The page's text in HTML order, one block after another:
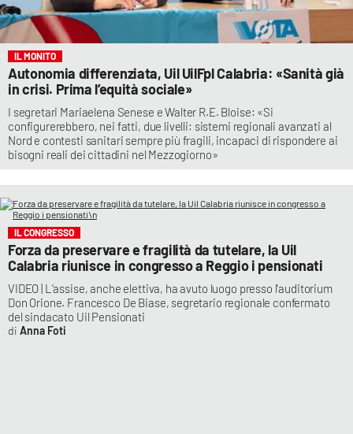
IL MONITO
Autonomia differenziata, Uil UilFpl Calabria: «Sanità già
in crisi. Prima l’equità sociale»
I segretari Mariaelena Senese e Walter R.E. Bloise: «Si
configurerebbero, nei fatti, due livelli: sistemi regionali avanzati al
Nord e contesti sanitari sempre più fragili, incapaci di rispondere ai
bisogni reali dei cittadini nel Mezzogiorno»
IL CONGRESSO
Forza da preservare e fragilità da tutelare, la Uil
Calabria riunisce in congresso a Reggio i pensionati
VIDEO | L'assise, anche elettiva, ha avuto luogo presso l'auditorium
Don Orione. Francesco De Biase, segretario regionale confermato
del sindacato Uil Pensionati
Anna Foti